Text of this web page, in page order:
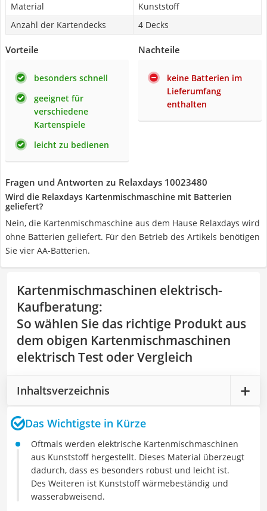
Material
Kunststoff
Anzahl der Kartendecks
4 Decks
Vorteile
besonders schnell
geeignet für
verschiedene
Kartenspiele
leicht zu bedienen
Nachteile
keine Batterien im
Lieferumfang
enthalten
Fragen und Antworten zu Relaxdays 10023480
Wird die Relaxdays Kartenmischmaschine mit Batterien
geliefert?
Nein, die Kartenmischmaschine aus dem Hause Relaxdays wird
ohne Batterien geliefert. Für den Betrieb des Artikels benötigen
Sie vier AA-Batterien.
Kartenmischmaschinen elektrisch-
Kaufberatung:
So wählen Sie das richtige Produkt aus
dem obigen Kartenmischmaschinen
elektrisch Test oder Vergleich
Inhaltsverzeichnis
Das Wichtigste in Kürze
Oftmals werden elektrische Kartenmischmaschinen
aus Kunststoff hergestellt. Dieses Material überzeugt
dadurch, dass es besonders robust und leicht ist.
Des Weiteren ist Kunststoff wärmebeständig und
wasserabweisend.